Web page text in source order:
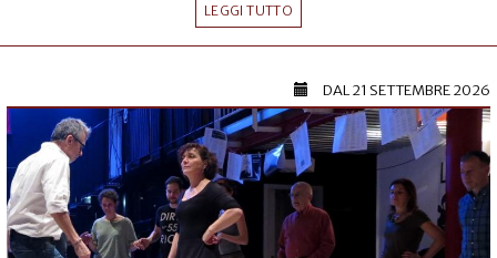
LEGGI TUTTO
DAL21 SETTEMBRE 2026